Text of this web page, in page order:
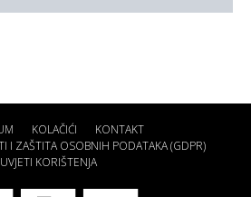
KOLAČIĆI
KONTAKT
I ZAŠTITA OSOBNIH PODATAKA (GDPR)
UVJETI KORIŠTENJA